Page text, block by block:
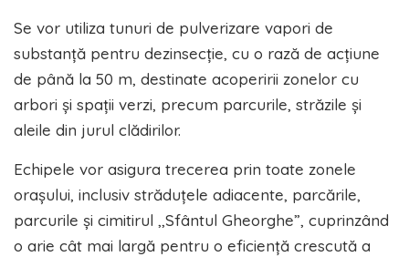
Se vor utiliza tunuri de pulverizare vapori de
substanță pentru dezinsecție, cu o rază de acțiune
de până la 50 m, destinate acoperirii zonelor cu
arbori și spații verzi, precum parcurile, străzile și
aleile din jurul clădirilor.
Echipele vor asigura trecerea prin toate zonele
orașului, inclusiv străduțele adiacente, parcările,
parcurile și cimitirul ,,Sfântul Gheorghe”, cuprinzând
o arie cât mai largă pentru o eficiență crescută a